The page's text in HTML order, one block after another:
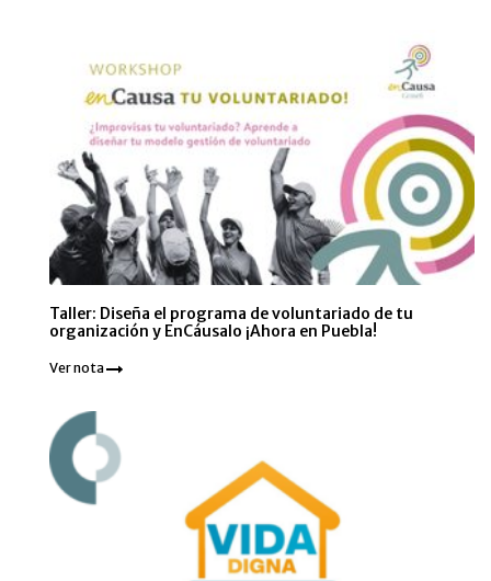
Taller: Diseña el programa de voluntariado de tu
organización y EnCáusalo ¡Ahora en Puebla!
Ver nota